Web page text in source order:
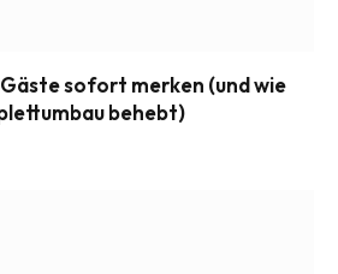
sofort merken (und wie
behebt)